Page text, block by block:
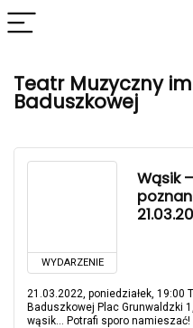
Teatr Muzyczny
Baduszkowej
WYDARZENIE
Wąsik
21.03.2022, poniedziałek, 19:00
Baduszkowej Plac Grunwaldzki
wąsik… Potrafi sporo namieszać!